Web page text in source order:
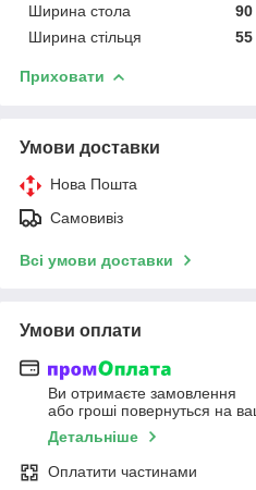
Ширина стола
90
Ширина стільця
55
Приховати
Умови доставки
Нова Пошта
Самовивіз
Всі умови доставки
Умови оплати
Ви отримаєте замовлення
або гроші повернуться на
Детальніше
Оплатити частинами